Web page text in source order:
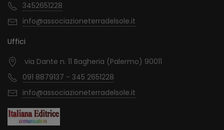
3452651228
info@associazioneterradelsole.it
Uffici
via Dante n. 11 Bagheria (Palermo) 90011
091 8879137 - 345 2651228
info@associazioneterradelsole.it